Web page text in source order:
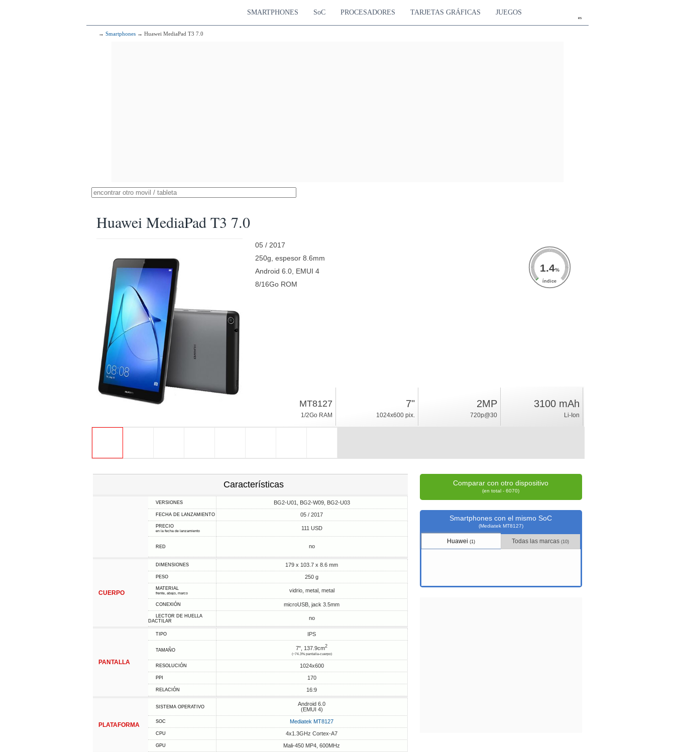
es
SMARTPHONES SoC PROCESADORES TARJETAS GRÁFICAS JUEGOS
→ Smartphones → Huawei MediaPad T3 7.0
Huawei MediaPad T3 7.0
05 / 2017
250g, espesor 8.6mm
Android 6.0, EMUI 4
8/16Go ROM
1.4%
índice
MT8127
1/2Go RAM
7"
1024x600 pix.
2MP
720p@30
3100 mAh
Li-Ion
Características
VERSIONES BG2-U01, BG2-W09, BG2-U03
FECHA DE LANZAMIENTO 05 / 2017
PRECIO
en la fecha de lanzamiento 111 USD
RED no
CUERPO
DIMENSIONES 179 x 103.7 x 8.6 mm
PESO 250 g
MATERIAL
frente, abajo, marco vidrio, metal, metal
CONEXIÓN microUSB, jack 3.5mm
LECTOR DE HUELLA
DACTILAR
no
PANTALLA
TIPO IPS
TAMAÑO 7", 137.9cm2
(~74.3% pantalla-cuerpo)
RESOLUCIÓN 1024x600
PPI 170
RELACIÓN 16:9
PLATAFORMA
SISTEMA OPERATIVO
Android 6.0
(EMUI 4)
SOC Mediatek MT8127
CPU 4x1.3GHz Cortex-A7
GPU Mali-450 MP4, 600MHz
Comparar con otro dispositivo
(en total - 6070)
Smartphones con el mismo SoC
(Mediatek MT8127)
Huawei(1) Todas las marcas(10)